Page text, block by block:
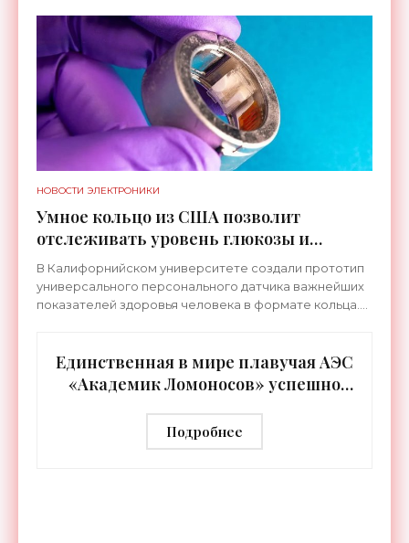
источников света,
НОВОСТИ ЭЛЕКТРОНИКИ
Умное кольцо из США позволит
отслеживать уровень глюкозы и
многих других веществ в крови -
«Технологии»
В Калифорнийском университете создали прототип
универсального персонального датчика важнейших
показателей здоровья человека в формате кольца.
Единственная в мире плавучая АЭС
«Академик Ломоносов» успешно
аттестацию - «Технологии»
Подробнее